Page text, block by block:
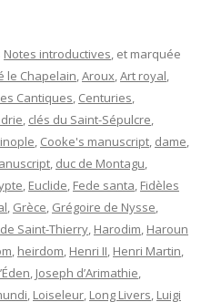
Notes introductives, et marquée
le Chapelain,Aroux,Art royal,
Cantiques, Centuries,
, clés du Saint-Sépulcre,
, Cooke's manuscript, dame,
, duc de Montagu,
, Euclide, Fede santa, Fidèles
, Grèce, Grégoire de Nysse,
Saint-Thierry, Harodim, Haroun
, heirdom, Henri II, Henri Martin,
, Joseph d’Arimathie,
, Loiseleur, Long Livers, Luigi